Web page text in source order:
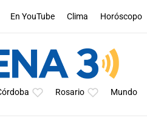
En YouTube Clima Horóscopo
Rosario Mundo